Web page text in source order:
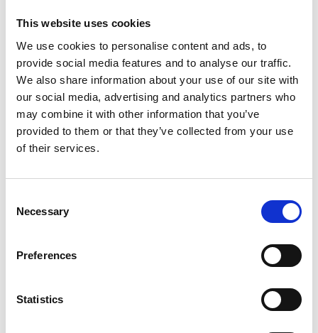
This website uses cookies
We use cookies to personalise content and ads, to
provide social media features and to analyse our traffic.
We also share information about your use of our site with
our social media, advertising and analytics partners who
may combine it with other information that you’ve
provided to them or that they’ve collected from your use
of their services.
Selection
Necessary
Preferences
Statistics
Productspecificaties
Gewicht
17 kg
Voorraad
8
Artikelcode
803214
EAN
Merk:Hundos
maat M Deur links